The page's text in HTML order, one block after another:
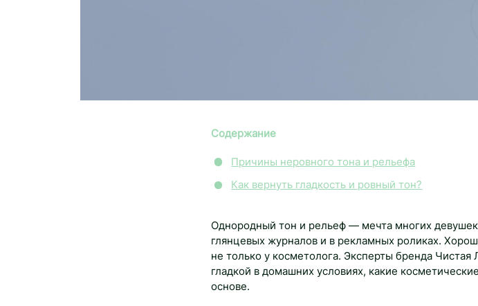
Содержание
Причины неровного тона и рельефа
Как вернуть гладкость и ровный тон?
Однородный тон и рельеф — мечта многих
глянцевых журналов и в рекламных роликах.
не только у косметолога. Эксперты бренда
гладкой в домашних условиях, какие
основе.